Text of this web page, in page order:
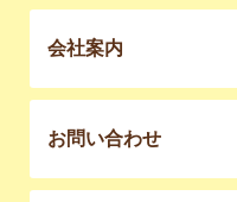
会社案内
お問い合わせ